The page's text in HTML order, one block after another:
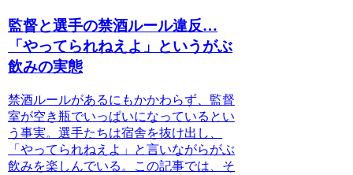
監督と選手の禁酒ルール違反…
「やってられねえよ」というがぶ
飲みの実態
禁酒ルールがあるにもかかわらず、監督
室が空き瓶でいっぱいになっているとい
う事実。選手たちは宿舎を抜け出し、
「やってられねえよ」と言いながらがぶ
飲みを楽しんでいる。この記事では、そ